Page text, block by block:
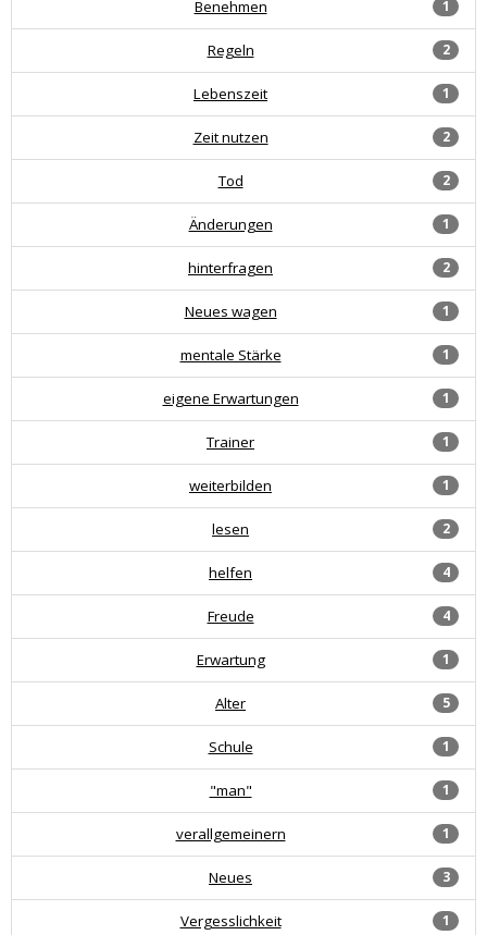
1
Benehmen
2
Regeln
1
Lebenszeit
2
Zeit nutzen
2
Tod
1
Änderungen
2
hinterfragen
1
Neues wagen
1
mentale Stärke
1
eigene Erwartungen
1
Trainer
1
weiterbilden
2
lesen
4
helfen
4
Freude
1
Erwartung
5
Alter
1
Schule
1
"man"
1
verallgemeinern
3
Neues
1
Vergesslichkeit